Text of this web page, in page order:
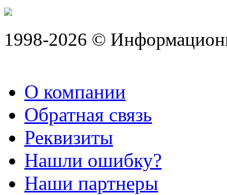
1998-2026 ©
О компании
Обратная связь
Реквизиты
Нашли ошибку?
Наши партнеры